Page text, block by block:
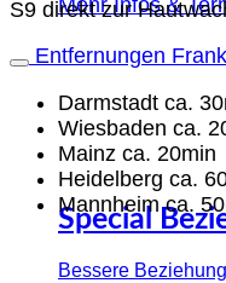
Mehr Infos &
Special
Bessere
S9 direkt zur
Entfernungen
Darmstadt ca.
Wiesbaden ca.
Mainz ca. 20min
Heidelberg ca.
Mannheim ca.